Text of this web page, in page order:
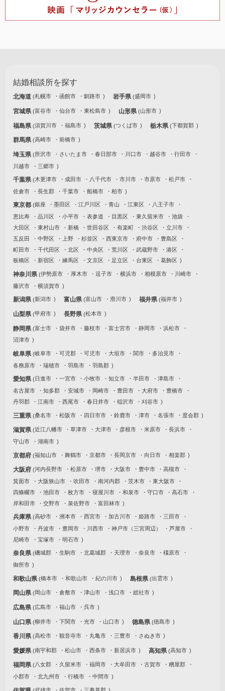
結婚相談所を探す
北海道 札幌市 函館市 釧路市 岩手県 盛岡市
宮城県 富谷市 仙台市 東松島市 山形県 山形市
福島県 須賀川市 福島市 茨城県 つくば市 栃木県 下都賀郡
群馬県 高崎市 前橋市
埼玉県 所沢市 さいたま市 春日部市 川口市 越谷市
行田市
川越市
三郷市
千葉県 木更津市 成田市 八千代市 市川市 市原市
松戸市
佐倉市
長生郡 千葉市 船橋市 柏市
東京都 銀座 墨田区 江戸川区 青山 江東区
八王子市
恵比寿
品川区 小平市 表参道 目黒区 東久留米市
池袋
大田区
東村山市 新橋 世田谷区 有楽町 渋谷区
立川市
五反田
中野区 上野 杉並区 西東京市 府中市
豊島区
町田市
千代田区 北区 中央区 荒川区 武蔵野市
港区
板橋区
新宿区 練馬区 文京区 足立区 台東区 葛飾区
神奈川県 伊勢原市 厚木市 逗子市 横浜市 相模原市
川崎市
藤沢市
横須賀市
新潟県 新潟市 富山県 富山市 滑川市 福井県 福井市
山梨県 甲府市 長野県 松本市
静岡県 富士市 袋井市 藤枝市 富士宮市 静岡市
浜松市
沼津市
岐阜県 岐阜市 可児郡 可児市 大垣市 関市
多治見市
各務原市
瑞穂市 羽島市 羽島郡
愛知県 日進市 一宮市 小牧市 知立市 半田市
津島市
名古屋市
知多郡 安城市 岡崎市 豊田市 大府市
豊橋市
丹羽郡
江南市 西尾市 春日井市 稲沢市 刈谷市
三重県 桑名市 松阪市 四日市市 鈴鹿市 津市 名張市 度会郡
滋賀県 近江八幡市 草津市 大津市 彦根市 米原市
長浜市
守山市
湖南市
京都府 福知山市 舞鶴市 京都市 長岡京市 向日市 相楽郡
大阪府 河内長野市 松原市 堺市 大阪市 豊中市
高槻市
箕面市
大阪狭山市 吹田市 南河内郡 茨木市
東大阪市
四條畷市
池田市 枚方市 寝屋川市 和泉市 守口市
高石市
岸和田市
交野市 泉佐野市 富田林市
兵庫県 高砂市 洲本市 西宮市 加古川市 姫路市
三田市
小野市
丹波市 豊岡市 川西市 神戸市（三宮周辺）
芦屋市
尼崎市
宝塚市 明石市
奈良県 磯城郡 生駒市 北葛城郡 天理市 奈良市
橿原市
御所市
和歌山県 橋本市 和歌山市 紀の川市 島根県 出雲市
岡山県 岡山市 倉敷市 津山市 浅口市 総社市
広島県 広島市 福山市 呉市
山口県 柳井市 下関市 光市 山口市 徳島県 徳島市
香川県 高松市 観音寺市 丸亀市 三豊市 さぬき市
愛媛県 南宇和郡 松山市 西条市 新居浜市 高知県 高知市
福岡県 八女郡 久留米市 福岡市 大牟田市 古賀市
糟屋郡
小郡市
北九州市 行橋市 中間市